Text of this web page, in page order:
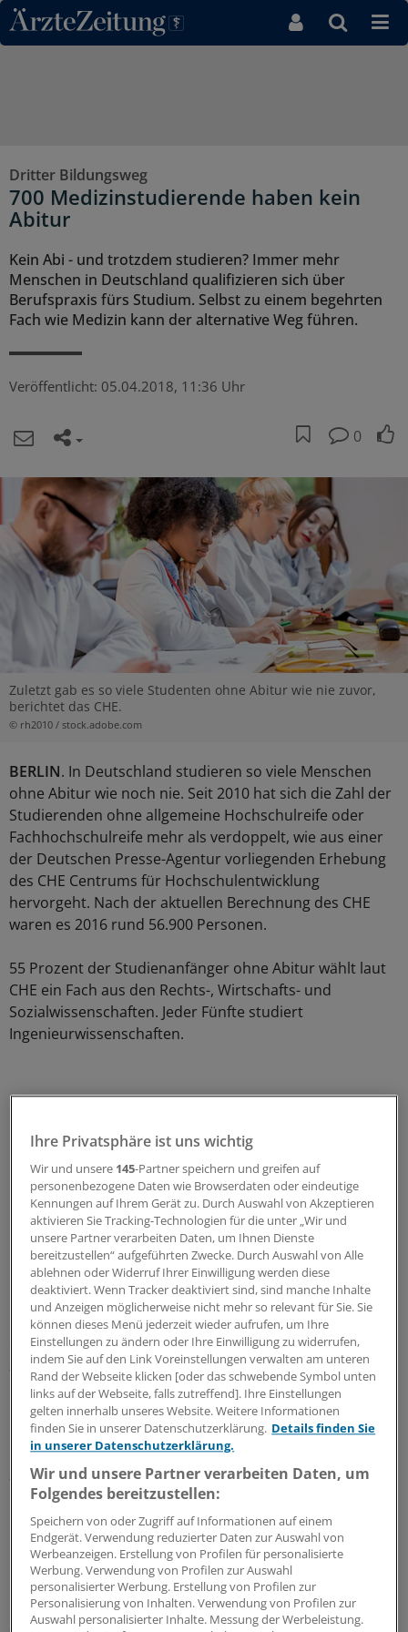
Direkt zum Inhaltsbereich
Dritter Bildungsweg
700 Medizinstudierende haben kein
Abitur
Kein Abi - und trotzdem studieren? Immer mehr
Menschen in Deutschland qualifizieren sich über
Berufspraxis fürs Studium. Selbst zu einem begehrten
Fach wie Medizin kann der alternative Weg führen.
Veröffentlicht: 05.04.2018, 11:36 Uhr
0
Zuletzt gab es so viele Studenten ohne Abitur wie nie zuvor,
berichtet das CHE.
© rh2010 / stock.adobe.com
BERLIN. In Deutschland studieren so viele Menschen
ohne Abitur wie noch nie. Seit 2010 hat sich die Zahl der
Studierenden ohne allgemeine Hochschulreife oder
Fachhochschulreife mehr als verdoppelt, wie aus einer
der Deutschen Presse-Agentur vorliegenden Erhebung
des CHE Centrums für Hochschulentwicklung
hervorgeht. Nach der aktuellen Berechnung des CHE
waren es 2016 rund 56.900 Personen.
55 Prozent der Studienanfänger ohne Abitur wählt laut
CHE ein Fach aus den Rechts-, Wirtschafts- und
Sozialwissenschaften. Jeder Fünfte studiert
Ingenieurwissenschaften.
Knapp zwei von drei entscheiden sich für ein Studium an
einer Fachhochschule oder einer Hochschule für
angewandte Wissenschaften.
Männer sind bei den Studierenden ohne Abitur mit 55
Prozent etwas mehr vertreten als Frauen mit 45
Prozent. Fast jeder Zweite ist laut der CHE-Erhebung
älter als 30 Jahre. Die 30- bis 40-Jährigen sind mit einer
Quote von rund einem Drittel relativ häufig anzutreffen.
Insgesamt 107.000 Medizinstudierende
Die Möglichkeit über den sogenannten dritten
Bildungsweg sich auch über Berufspraxis für ein
Studium zu qualifizieren, gibt es deutschlandweit seit
Ihre Privatsphäre ist uns wichtig
Wir und unsere 145-Partner speichern und greifen auf
personenbezogene Daten wie Browserdaten oder eindeutige
Kennungen auf Ihrem Gerät zu. Durch Auswahl von Akzeptieren
aktivieren Sie Tracking-Technologien für die unter „Wir und
unsere Partner verarbeiten Daten, um Ihnen Dienste
bereitzustellen“ aufgeführten Zwecke. Durch Auswahl von Alle
ablehnen oder Widerruf Ihrer Einwilligung werden diese
deaktiviert. Wenn Tracker deaktiviert sind, sind manche Inhalte
und Anzeigen möglicherweise nicht mehr so relevant für Sie. Sie
können dieses Menü jederzeit wieder aufrufen, um Ihre
Einstellungen zu ändern oder Ihre Einwilligung zu widerrufen,
indem Sie auf den Link Voreinstellungen verwalten am unteren
Rand der Webseite klicken [oder das schwebende Symbol unten
links auf der Webseite, falls zutreffend]. Ihre Einstellungen
gelten innerhalb unseres Website. Weitere Informationen
finden Sie in unserer Datenschutzerklärung. Details finden Sie
in unserer Datenschutzerklärung.
Wir und unsere Partner verarbeiten Daten, um
Folgendes bereitzustellen:
Speichern von oder Zugriff auf Informationen auf einem
Endgerät. Verwendung reduzierter Daten zur Auswahl von
Werbeanzeigen. Erstellung von Profilen für personalisierte
Werbung. Verwendung von Profilen zur Auswahl
personalisierter Werbung. Erstellung von Profilen zur
Personalisierung von Inhalten. Verwendung von Profilen zur
Auswahl personalisierter Inhalte. Messung der Werbeleistung.